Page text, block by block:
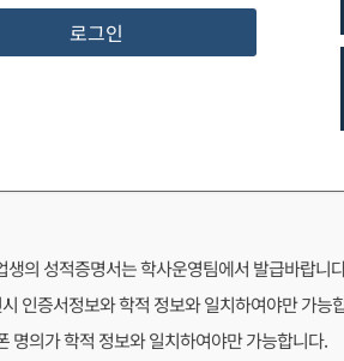
로그인
의 성적증명서는 학사운영팀에서 발급바랍니
인증서정보와 학적 정보와 일치하여야만 가능
명의가 학적 정보와 일치하여야만 가능합니다.